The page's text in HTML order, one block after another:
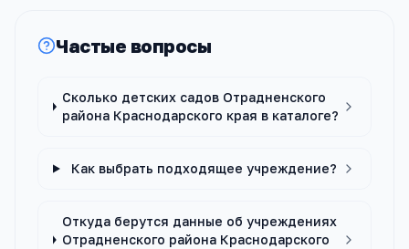
Частые вопросы
Сколько детских садов Отрадненского
района Краснодарского края в каталоге?
Как выбрать подходящее учреждение?
Откуда берутся данные об учреждениях
Отрадненского района Краснодарского